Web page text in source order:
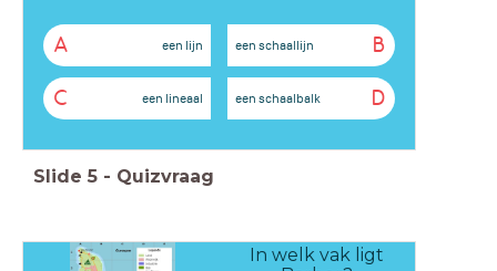
A een lijn B
een schaallijn
C een lineaal D
een schaalbalk
Slide 5 - Quizvraag
In welk vak ligt